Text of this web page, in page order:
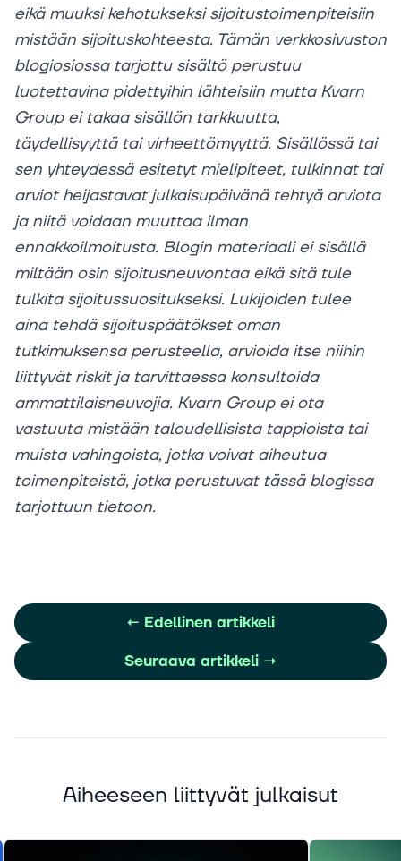
eikä muuksi kehotukseksi sijoitustoimenpiteisiin
mistään sijoituskohteesta. Tämän verkkosivuston
blogiosiossa tarjottu sisältö perustuu
luotettavina pidettyihin lähteisiin mutta Kvarn
Group ei takaa sisällön tarkkuutta,
täydellisyyttä tai virheettömyyttä. Sisällössä tai
sen yhteydessä esitetyt mielipiteet, tulkinnat tai
arviot heijastavat julkaisupäivänä tehtyä arviota
ja niitä voidaan muuttaa ilman
ennakkoilmoitusta. Blogin materiaali ei sisällä
miltään osin sijoitusneuvontaa eikä sitä tule
tulkita sijoitussuositukseksi. Lukijoiden tulee
aina tehdä sijoituspäätökset oman
tutkimuksensa perusteella, arvioida itse niihin
liittyvät riskit ja tarvittaessa konsultoida
ammattilaisneuvojia. Kvarn Group ei ota
vastuuta mistään taloudellisista tappioista tai
muista vahingoista, jotka voivat aiheutua
toimenpiteistä, jotka perustuvat tässä blogissa
tarjottuun tietoon.
← Edellinen artikkeli
Seuraava artikkeli →
Aiheeseen liittyvät julkaisut